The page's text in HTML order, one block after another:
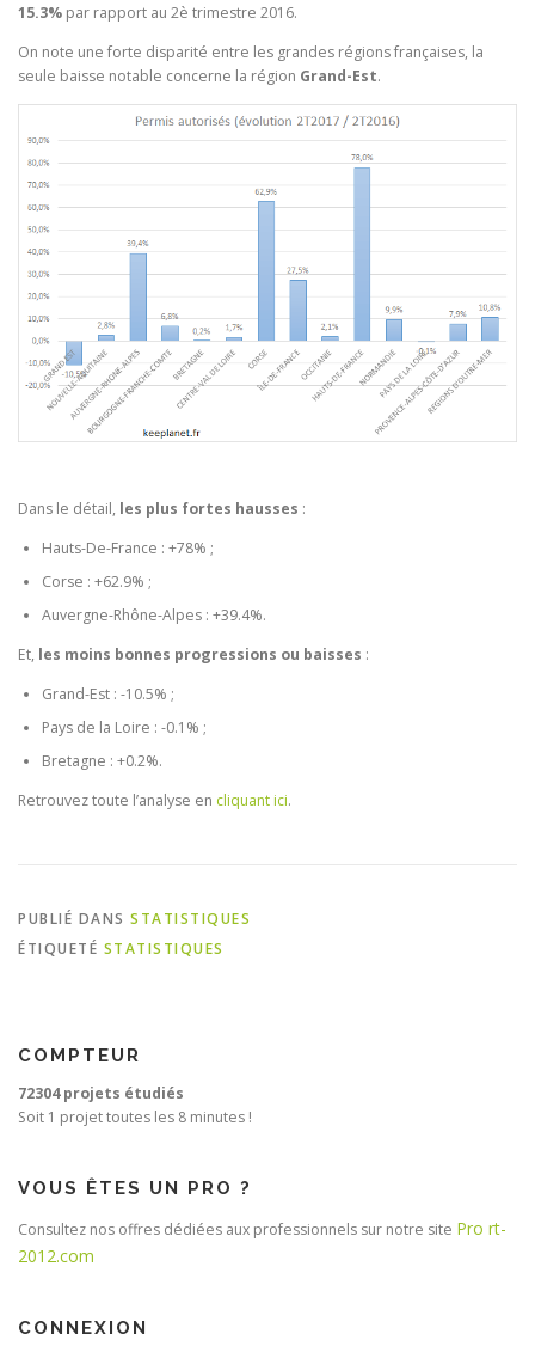
15.3% par rapport au 2è trimestre 2016.
On note une forte disparité entre les grandes régions françaises, la
seule baisse notable concerne la région Grand-Est.
Dans le détail, les plus fortes hausses :
Hauts-De-France : +78% ;
Corse : +62.9% ;
Auvergne-Rhône-Alpes : +39.4%.
Et, les moins bonnes progressions ou baisses :
Grand-Est : -10.5% ;
Pays de la Loire : -0.1% ;
Bretagne : +0.2%.
Retrouvez toute l’analyse en cliquant ici.
PUBLIÉ DANS STATISTIQUES
ÉTIQUETÉ STATISTIQUES
COMPTEUR
72304 projets étudiés
Soit 1 projet toutes les 8 minutes !
VOUS ÊTES UN PRO ?
Consultez nos offres dédiées aux professionnels sur notre site Pro rt-
2012.com
CONNEXION